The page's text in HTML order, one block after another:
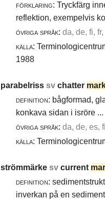
förklaring: Tryckfärg
reflektion, exempelvis
övriga språk: da, de, fi,
källa:
1988
parabelriss sv chatter
definition: bågformad,
konkava sidan i isröre ...
övriga språk: da, de, es,
källa:
strömmärke sv current
definition:
inverkan på en